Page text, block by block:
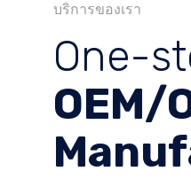
บริการของเรา
One-
OEM/